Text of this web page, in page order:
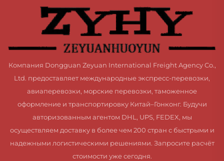
Компания Dongguan Zeyuan International Freight Agency Co.,
Ltd. предоставляет международные экспресс-перевозки,
авиаперевозки, морские перевозки, таможенное
оформление и транспортировку Китай–Гонконг. Будучи
авторизованным агентом DHL, UPS, FEDEX, мы
осуществляем доставку в более чем 200 стран с быстрыми и
надежными логистическими решениями. Запросите расчёт
стоимости уже сегодня.